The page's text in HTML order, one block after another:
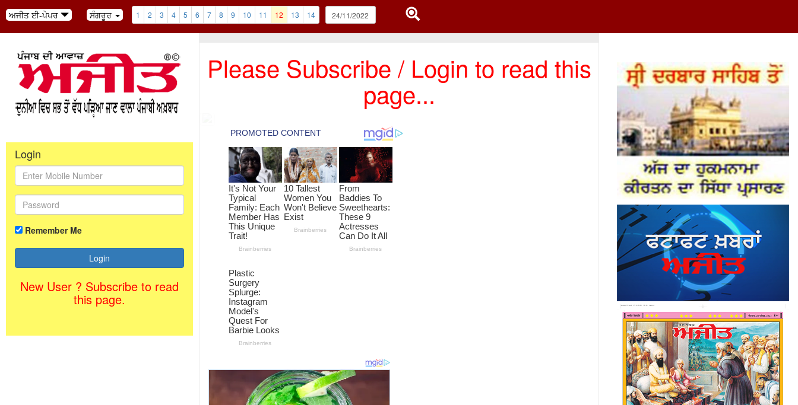
ਅਜੀਤ ਈ-ਪੇਪਰ ਸੰਗਰੂਰ 1 2 3 4 5 6 7 8 9 10 11 12 13 14
Login
Remember Me
New User ? Subscribe to read
this page.
Please Subscribe / Login to read this
page...